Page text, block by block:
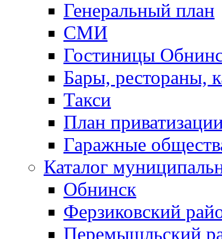
Генеральный план
СМИ
Гостиницы
Бары, рестораны,
Такси
План
Гаражные
Каталог
Обнинск
Ферзиковский
Перемышльский